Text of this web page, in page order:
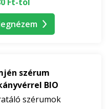
szérum
BIO
szérumok